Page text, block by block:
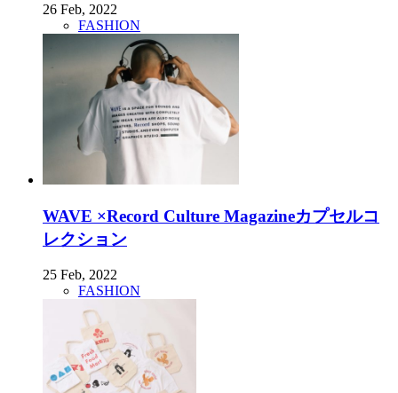
26 Feb, 2022
FASHION
WAVE ×Record Culture Magazineカプセルコ
レクション
25 Feb, 2022
FASHION